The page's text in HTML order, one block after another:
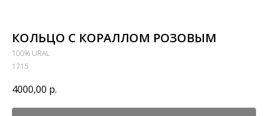
КОЛЬЦО С КОРАЛЛОМ РОЗОВЫМ
100% URAL
1715
4000,00 р.